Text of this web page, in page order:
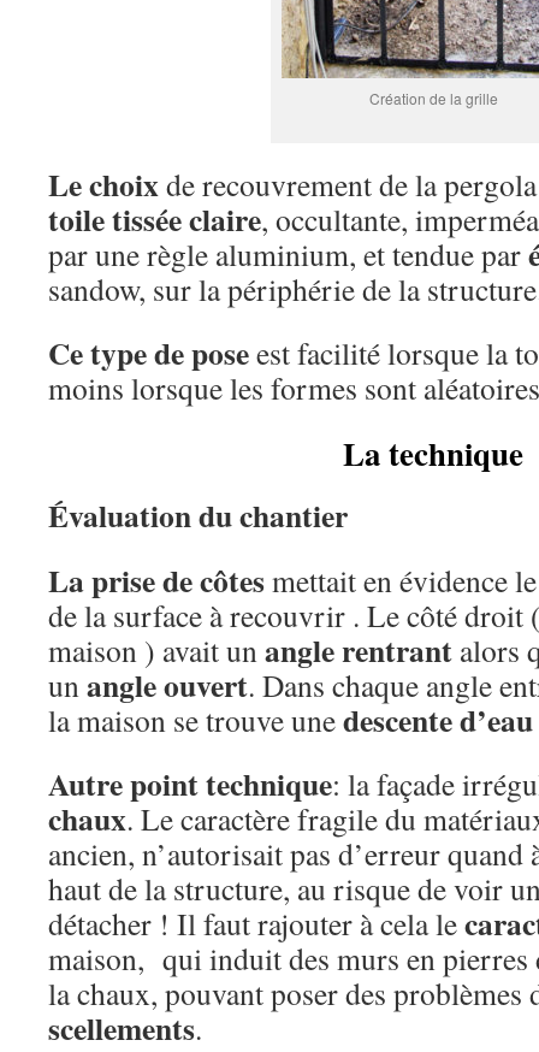
Création de la grille
Le choixde recouvrement de la
toile tissée claire, occultante,
par une règle aluminium, et tendue par
sandow, sur la périphérie de la
Ce type de poseest facilité lorsque la
moins lorsque les formes sont
La technique
Évaluation du chantier
La prise de côtesmettait en évidence
de la surface à recouvrir . Le côté droit
maison ) avait unangle rentrant alors
unangle ouvert. Dans chaque angle
la maison se trouve unedescente d’eau
Autre point technique: la façade
chaux. Le caractère fragile du
ancien, n’autorisait pas d’erreur quand
haut de la structure, au risque de voir
détacher ! Il faut rajouter à cela le
maison, qui induit des murs en pierres
la chaux, pouvant poser des problèmes
scellements.